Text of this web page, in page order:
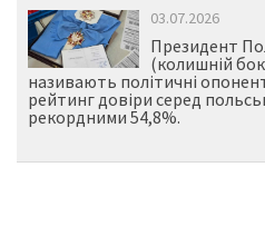
03.07.2026
Президент
(колишній
називають політичні
рейтинг довіри серед
рекордними 54,8%.